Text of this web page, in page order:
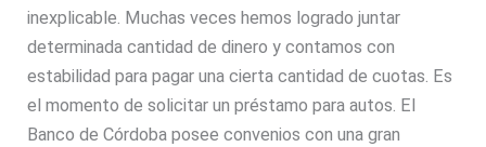
inexplicable. Muchas veces hemos logrado juntar
determinada cantidad de dinero y contamos con
estabilidad para pagar una cierta cantidad de cuotas. Es
el momento de solicitar un préstamo para autos. El
Banco de Córdoba posee convenios con una gran